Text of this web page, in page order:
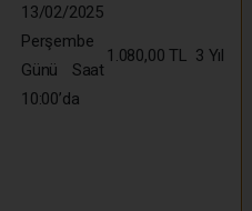
13/02/2025
Perşembe
Günü Saat
10:00’da
1.080,00 TL 3 Yıl